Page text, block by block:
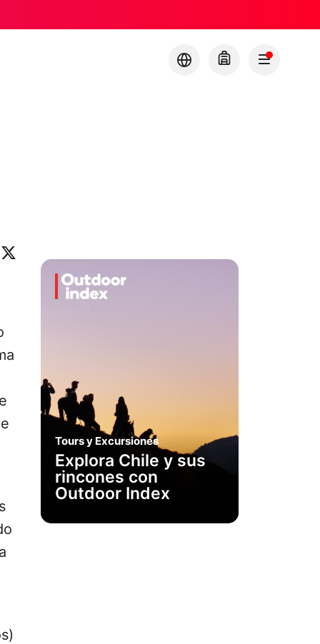
X
Tours y Excursiones
Explora Chile y sus
rincones con
Outdoor Index